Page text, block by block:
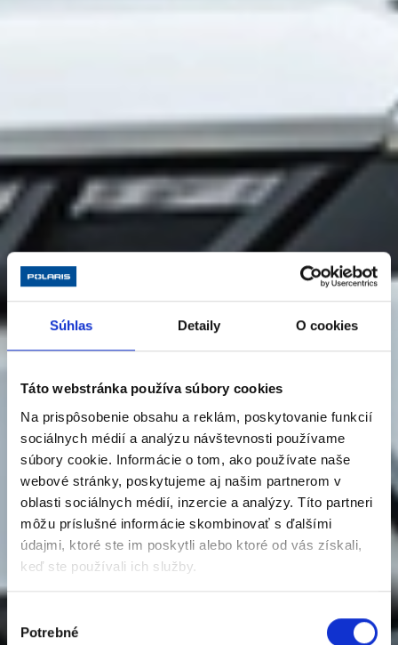
Súhlas Detaily O cookies
Táto webstránka používa súbory cookies
Na prispôsobenie obsahu a reklám, poskytovanie funkcií
sociálnych médií a analýzu návštevnosti používame
súbory cookie. Informácie o tom, ako používate naše
webové stránky, poskytujeme aj našim partnerom v
oblasti sociálnych médií, inzercie a analýzy. Títo partneri
môžu príslušné informácie skombinovať s ďalšími
údajmi, ktoré ste im poskytli alebo ktoré od vás získali,
keď ste používali ich služby.
súhlasu
Potrebné